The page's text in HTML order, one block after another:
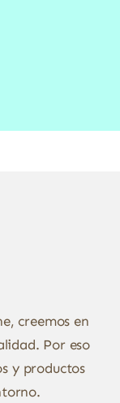
creemos en
Por eso
y productos